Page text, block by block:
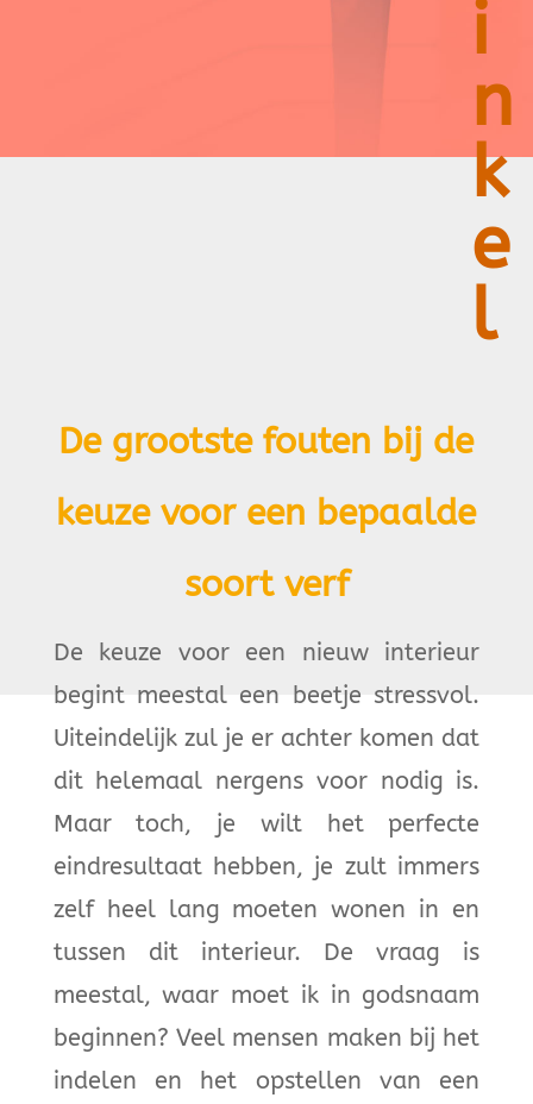
i
n
k
e
l
De grootste fouten bij de
keuze voor een bepaalde
soort verf
De keuze voor een nieuw interieur
begint meestal een beetje stressvol.
Uiteindelijk zul je er achter komen dat
dit helemaal nergens voor nodig is.
Maar toch, je wilt het perfecte
eindresultaat hebben, je zult immers
zelf heel lang moeten wonen in en
tussen dit interieur. De vraag is
meestal, waar moet ik in godsnaam
beginnen? Veel mensen maken bij het
indelen en het opstellen van een